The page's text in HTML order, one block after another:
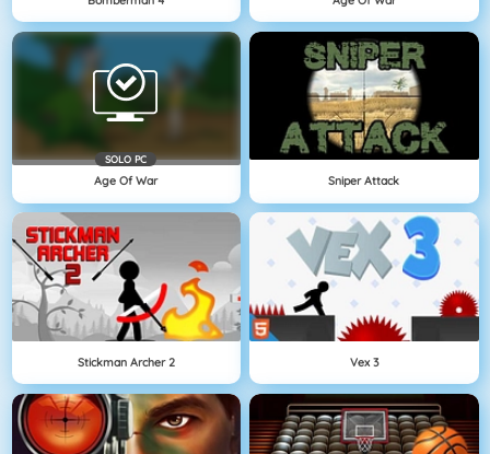
SOLO PC
Age Of War Sniper Attack
Stickman Archer 2 Vex 3